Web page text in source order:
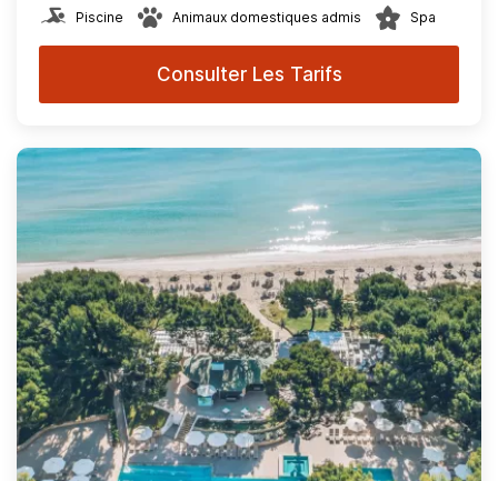
Piscine
Animaux domestiques admis Spa
Consulter Les Tarifs